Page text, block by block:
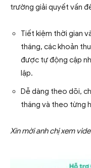
trường giải quyết vấn
Tiết kiệm thời gian
tháng, các khoản
được tự động cập
lập.
Dễ dàng theo dõi,
tháng và theo từng
Xin mời anh chị xem